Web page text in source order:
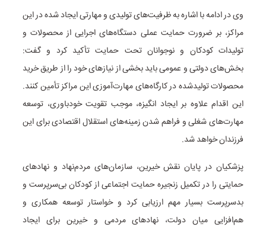
وی در ادامه با اشاره به ظرفیت‌های تولیدی و مهارتی ایجاد شده در این
مراکز، بر ضرورت حمایت عملی دستگاه‌های اجرایی از محصولات و
تولیدات کودکان و نوجوانان تحت حمایت تأکید کرد و گفت:
بخش‌های دولتی و عمومی باید بخشی از نیازهای خود را از طریق خرید
محصولات تولیدشده در کارگاه‌های مهارت‌آموزی این مراکز تأمین کنند.
این اقدام علاوه بر ایجاد انگیزه، موجب تقویت خودباوری، توسعه
مهارت‌های شغلی و فراهم شدن زمینه‌های استقلال اقتصادی برای این
فرزندان خواهد شد.
پزشکیان در پایان نقش خیرین، سازمان‌های مردم‌نهاد و نهادهای
حمایتی را در تکمیل زنجیره حمایت اجتماعی از کودکان بی‌سرپرست و
بدسرپرست بسیار مهم ارزیابی کرد و خواستار توسعه همکاری و
هم‌افزایی میان دولت، نهادهای مردمی و خیرین برای ایجاد